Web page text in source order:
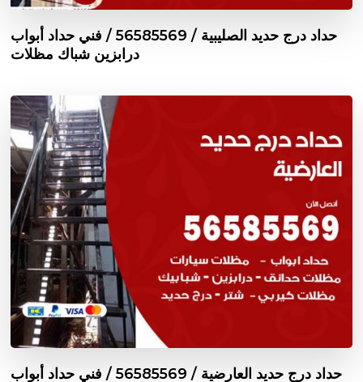
حداد درج حديد الصليبية / 56585569 / فني حداد أبواب
درابزين شباك مظلات
حداد درج حديد العارضية / 56585569 / فني حداد أبواب